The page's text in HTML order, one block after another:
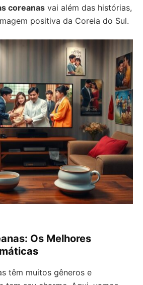
coreanas vai além das histórias,
positiva da Coreia do Sul.
Os Melhores
têm muitos gêneros e